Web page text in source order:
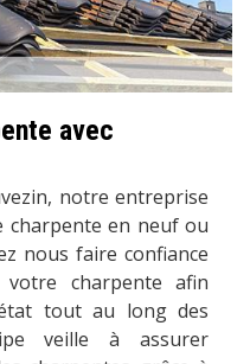
avec
notre entreprise
charpente en neuf ou
nous faire confiance
charpente afin
tout au long des
veille à assurer